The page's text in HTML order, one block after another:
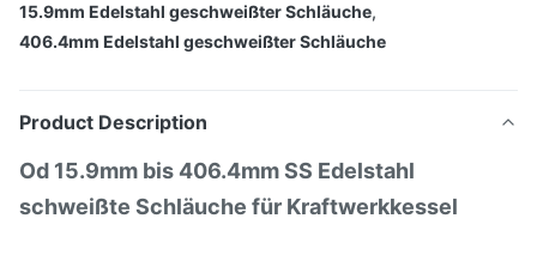
15.9mm Edelstahl geschweißter Schläuche,
406.4mm Edelstahl geschweißter Schläuche
Product Description
Od 15.9mm bis 406.4mm SS Edelstahl
schweißte Schläuche für Kraftwerkkessel